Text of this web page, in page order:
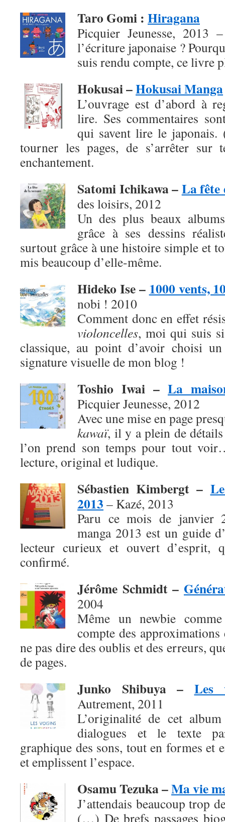
Taro Gomi : Hiragana
Picquier Jeunesse, 2013
l’écriture japonaise ?
suis rendu compte, ce livre
Hokusai –Hokusai Manga
L’ouvrage est d’abord à
lire. Ses commentaires
qui savent lire le
tourner les pages, de s’arrêter sur
enchantement.
Satomi Ichikawa –La fête
des loisirs, 2012
Un des plus beaux
grâce à ses dessins
surtout grâce à une histoire simple et
mis beaucoup d’elle-même.
Hideko Ise – 1000 vents,
nobi ! 2010
Comment donc en effet
violoncelles, moi qui suis
classique, au point d’avoir choisi
signature visuelle de mon blog !
Toshio Iwai – La
Picquier Jeunesse, 2012
Avec une mise en page
kawaï, il y a plein de
l’on prend son temps pour tout
lecture, original et ludique.
Sébastien Kimbergt –
2013 – Kazé, 2013
Paru ce mois de janvier
manga 2013 est un guide
lecteur curieux et ouvert d’esprit,
confirmé.
Jérôme Schmidt –
2004
Même un newbie
compte des
ne pas dire des oublis et des erreurs,
de pages.
Junko Shibuya– Les
Autrement, 2011
L’originalité de cet
dialogues et le texte
graphique des sons, tout en formes et
et emplissent l’espace.
Osamu Tezuka –Ma vie
J’attendais beaucoup trop
(…) De brefs passages